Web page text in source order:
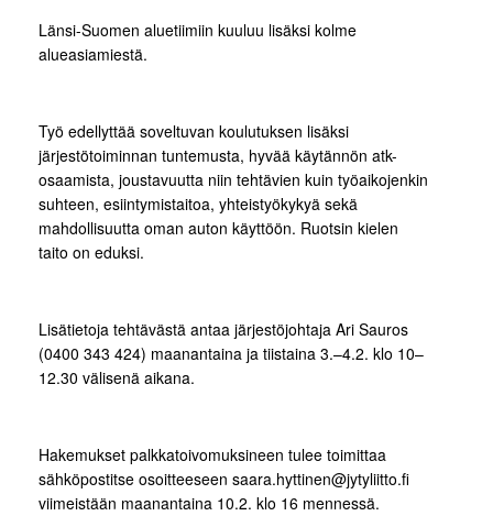
Länsi-Suomen aluetiimiin kuuluu lisäksi kolme
alueasiamiestä.
Työ edellyttää soveltuvan koulutuksen lisäksi
järjestötoiminnan tuntemusta, hyvää käytännön atk-
osaamista, joustavuutta niin tehtävien kuin työaikojenkin
suhteen, esiintymistaitoa, yhteistyökykyä sekä
mahdollisuutta oman auton käyttöön. Ruotsin kielen
taito on eduksi.
Lisätietoja tehtävästä antaa järjestöjohtaja Ari Sauros
(0400 343 424) maanantaina ja tiistaina 3.–4.2. klo 10–
12.30 välisenä aikana.
Hakemukset palkkatoivomuksineen tulee toimittaa
sähköpostitse osoitteeseen saara.hyttinen@jytyliitto.fi
viimeistään maanantaina 10.2. klo 16 mennessä.